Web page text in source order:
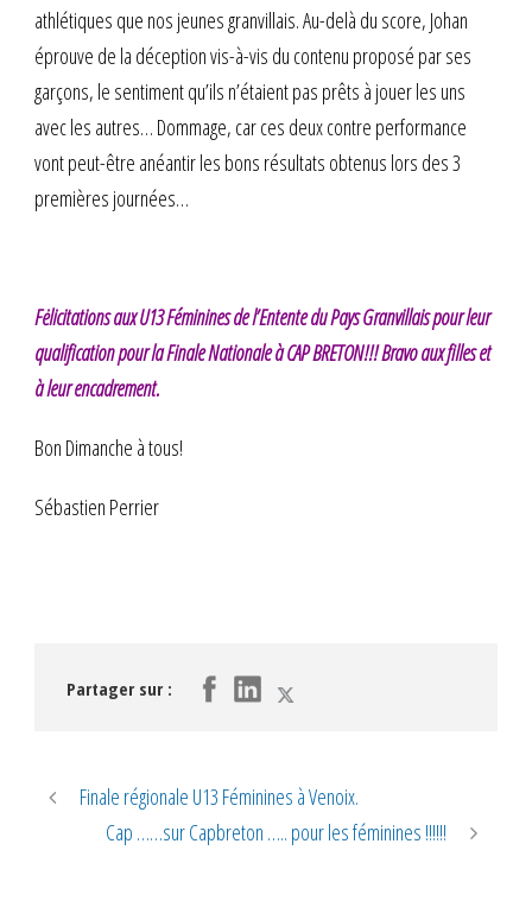
athlétiques que nos jeunes granvillais. Au-delà du score, Johan
éprouve de la déception vis-à-vis du contenu proposé par ses
garçons, le sentiment qu’ils n’étaient pas prêts à jouer les uns
avec les autres… Dommage, car ces deux contre performance
vont peut-être anéantir les bons résultats obtenus lors des 3
premières journées…
Fėlicitations aux U13 Féminines de l’Entente du Pays Granvillais pour leur
qualification pour la Finale Nationale à CAP BRETON!!! Bravo aux filles et
à leur encadrement.
Bon Dimanche à tous!
Sébastien Perrier
Partager sur :
Finale régionale U13 Féminines à Venoix.
Cap ……sur Capbreton ….. pour les féminines !!!!!!